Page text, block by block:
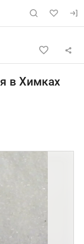
fruitinfo.ru
в Химках